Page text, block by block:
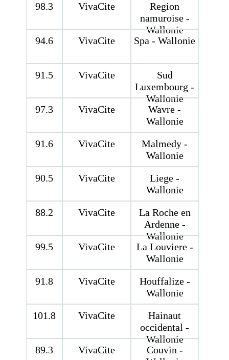
98.3
VivaCite
Region
namuroise -
Wallonie
94.6
VivaCite Spa - Wallonie
91.5 VivaCite
Sud
Luxembourg -
Wallonie
97.3
VivaCite
Wavre -
Wallonie
91.6
VivaCite
Malmedy -
Wallonie
90.5
VivaCite
Liege -
Wallonie
88.2
VivaCite
La Roche en
Ardenne -
Wallonie
99.5
VivaCite
La Louviere -
Wallonie
91.8
VivaCite
Houffalize -
Wallonie
101.8
VivaCite
Hainaut
occidental -
Wallonie
89.3
VivaCite
Couvin -